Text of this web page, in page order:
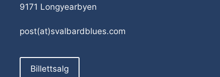
9171 Longyearbyen
post(at)svalbardblues.com
Billettsalg